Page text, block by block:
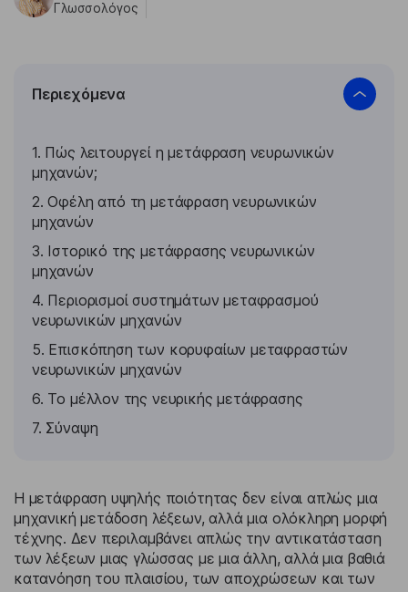
Γλωσσολόγος
Περιεχόμενα
1. Πώς λειτουργεί η μετάφραση νευρωνικών
μηχανών;
2. Οφέλη από τη μετάφραση νευρωνικών
μηχανών
3. Ιστορικό της μετάφρασης νευρωνικών
μηχανών
4. Περιορισμοί συστημάτων μεταφρασμού
νευρωνικών μηχανών
5. Επισκόπηση των κορυφαίων μεταφραστών
νευρωνικών μηχανών
6. Το μέλλον της νευρικής μετάφρασης
7. Σύναψη
Η μετάφραση υψηλής ποιότητας δεν είναι απλώς μια
μηχανική μετάδοση λέξεων, αλλά μια ολόκληρη μορφή
τέχνης. Δεν περιλαμβάνει απλώς την αντικατάσταση
των λέξεων μιας γλώσσας με μια άλλη, αλλά μια βαθιά
κατανόηση του πλαισίου, των αποχρώσεων και των